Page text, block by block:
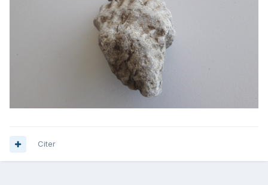
Citer